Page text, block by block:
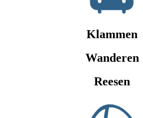
Klammen
Wanderen
Reesen